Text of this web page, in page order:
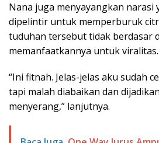
Nana juga menyayangkan narasi
dipelintir untuk memperburuk
tuduhan tersebut tidak berdasar
memanfaatkannya untuk viralitas.
“Ini fitnah. Jelas-jelas aku sudah
tapi malah diabaikan dan
menyerang,” lanjutnya.